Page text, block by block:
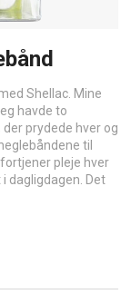
Shellac. Mine
havde to
prydede hver og
til
pleje hver
dagligdagen. Det